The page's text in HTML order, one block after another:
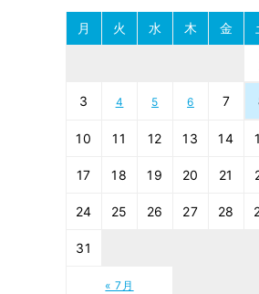
月 火 水 木 金
« 7月
3 4 5 6 7
10 11 12 13 14
17 18 19 20 21
24 25 26 27 28
31